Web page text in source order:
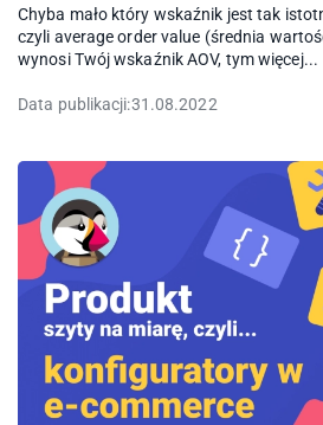
Chyba mało który wskaźnik jest tak
czyli average order value (średnia
wynosi Twój wskaźnik AOV, tym więcej...
Data publikacji:31.08.2022